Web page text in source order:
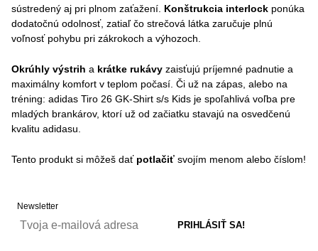
sústredený aj pri plnom zaťažení. Konštrukcia interlock ponúka
dodatočnú odolnosť, zatiaľ čo strečová látka zaručuje plnú
voľnosť pohybu pri zákrokoch a výhozoch.
Okrúhly výstrih a krátke rukávy zaisťujú príjemné padnutie a
maximálny komfort v teplom počasí. Či už na zápas, alebo na
tréning: adidas Tiro 26 GK-Shirt s/s Kids je spoľahlivá voľba pre
mladých brankárov, ktorí už od začiatku stavajú na osvedčenú
kvalitu adidasu.
Tento produkt si môžeš dať potlačiť svojím menom alebo číslom!
Newsletter